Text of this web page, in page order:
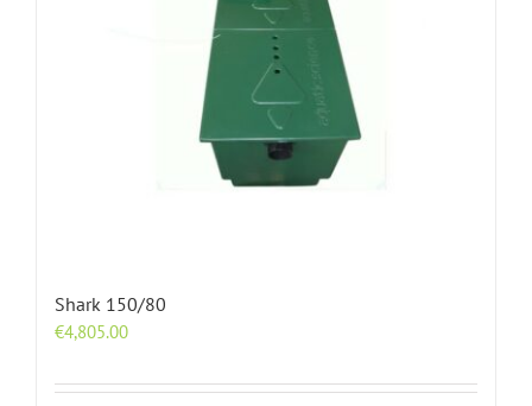
Shark 150/80
€4,805.00